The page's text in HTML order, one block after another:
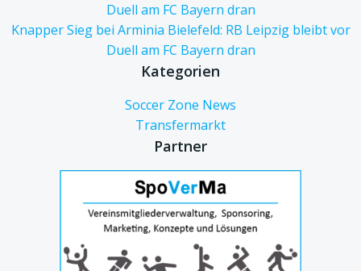
Duell am FC Bayern dran
Knapper Sieg bei Arminia Bielefeld: RB Leipzig bleibt vor
Duell am FC Bayern dran
Kategorien
Soccer Zone News
Transfermarkt
Partner